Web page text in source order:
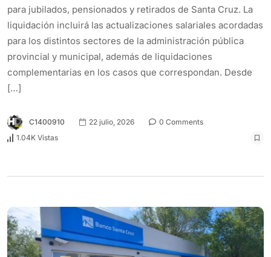
para jubilados, pensionados y retirados de Santa Cruz. La
liquidación incluirá las actualizaciones salariales acordadas
para los distintos sectores de la administración pública
provincial y municipal, además de liquidaciones
complementarias en los casos que correspondan. Desde
[…]
C1400910 22 julio, 2026
0 Comments
1.04K Vistas